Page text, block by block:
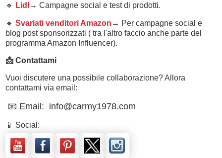
🔹 Lidl → Campagne social e test di prodotti.
🔹 Svariati venditori Amazon → Per campagne social e
blog post sponsorizzati ( tra l'altro faccio anche parte del
programma Amazon Influencer).
📩 Contattami
Vuoi discutere una possibile collaborazione? Allora
contattami via email:
📧 Email: info@carmy1978.com
📱 Social: